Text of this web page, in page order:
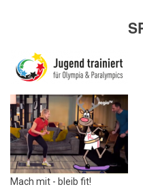
Mach mit - bleib fit!